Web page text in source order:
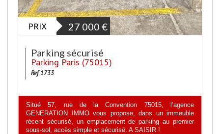
PRIX 27 000 €
Parking sécurisé
Parking Paris (75015)
Ref 1733
Situé 57, rue de la Convention 75015, l’agence
GENERATION IMMO vous propose, dans un immeuble
récent sécurisé, un emplacement de parking au premier
sous-sol, accès simple et sécurisé. A SAISIR !